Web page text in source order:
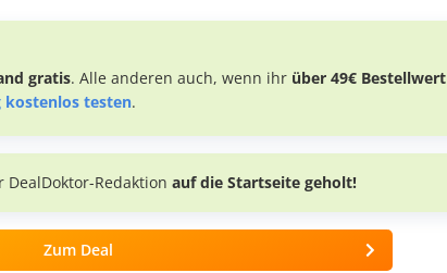
gratis. Alle anderen auch, wenn ihr über 49€ Bestellwert
kostenlos testen.
DealDoktor-Redaktion auf die Startseite geholt!
Zum Deal